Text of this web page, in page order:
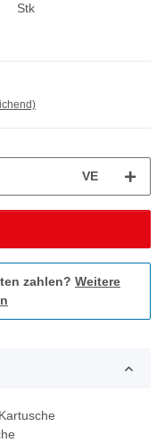
Stk
VE
zahlen? Weitere